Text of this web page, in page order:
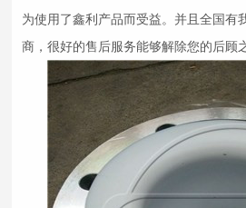
为使用了鑫利产品而受益。并且全国有
商，很好的售后服务能够解除您的后顾